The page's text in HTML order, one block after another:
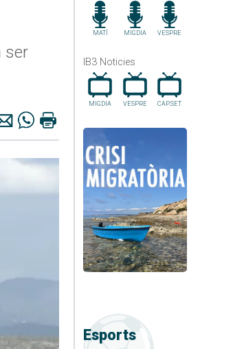
MATÍ MIGDIA VESPRE
IB3 Noticies
MIGDIA VESPRE CAP.SET
Esports
ser